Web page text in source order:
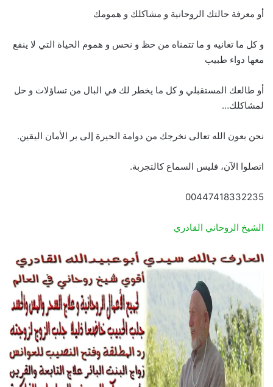
أو معرفة حالتك الروحانية و مشاكلك و همومك
و كل ما تعانيه و ما تتمناه من حظ و نحس و هموم الحياة التي لا ينفع
معها دواء طبيب
أو طالعك المستقبلي و كل ما يخطر لك في البال من تساؤلات و حل
لمشاكلك…
نحن بعون الله تعالى نخرجك من دوامة الحيرة إلى بر الأمان اليقين.
اتصلوا الآن، فليس السماع كالتجربة.
00447418332235
الشيخ الروحاني القادري